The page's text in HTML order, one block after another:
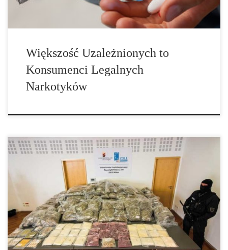
Większość Uzależnionych to
Konsumenci Legalnych
Narkotyków
To oczywiste, że wielu ludzi w dzisiejszych czasach oprócz stałej
pracy dorabia sobie jeszcze po godzinach… Tak też było w
przypadku grupy kierowców pewnej firmy transportowej, którzy
za pośrednictwem swoich firmowych samochodów ciężarowych
stali się odpowiedzialni za jeden z najbardziej spektakularnych
przypadków przemycanie narkotyków ostatnich lat. Kierowcy
zajmowali się przewozem […]